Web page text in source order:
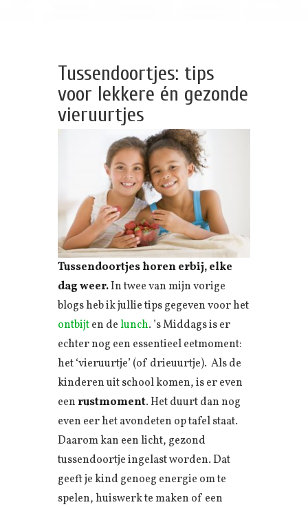
Tussendoortjes: tips
voor lekkere én gezonde
vieruurtjes
Tussendoortjes horen erbij, elke
dag weer.In twee van mijn vorige
blogs heb ik jullie tips gegeven voor het
ontbijten delunch. ’s Middags is er
echter nog een essentieel eetmoment:
het ‘vieruurtje’ (of drieuurtje). Als de
kinderen uit school komen, is er even
eenrustmoment. Het duurt dan nog
even eer het avondeten op tafel staat.
Daarom kan een licht, gezond
tussendoortje ingelast worden. Dat
geeft je kind genoeg energie om te
spelen, huiswerk te maken of een